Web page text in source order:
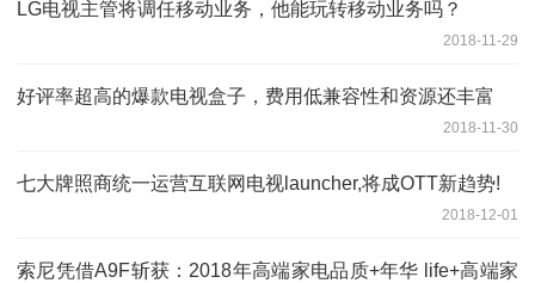
LG电视主管将调任移动业务，他能玩转移动业务吗？
2018-11-29
好评率超高的爆款电视盒子，费用低兼容性和资源还丰富
2018-11-30
七大牌照商统一运营互联网电视launcher,将成OTT新趋势!
2018-12-01
索尼凭借A9F斩获：2018年高端家电品质+年华 life+高端家